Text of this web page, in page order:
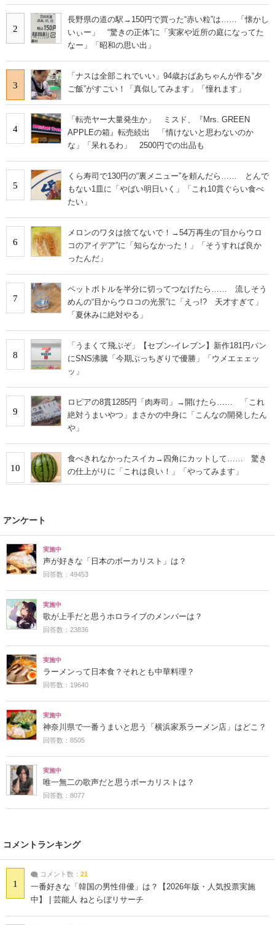
2
長野県の道の駅→150円で買った“赤い粒”は……「懐かし
いぃー」 “驚きの正体”に「実家や近所の庭になってた
なー」「昭和の思い出」
3
「ナスは全部これでいい」94歳おばあちゃんが作る“夕
ご飯”がすごい！「真似してみます」「憧れます」
4
「転売ヤー大量発生か」 ミスド、『Mrs. GREEN
APPLEの箱』転売続出 「情けないと思わないのか
な」「呆れるわ」 2500円での出品も
5
くら寿司で130円の“裏メニュー”を頼んだら…… とんで
もない1皿に「やばい明日いく」「これ10貫ぐらい食べ
たい」
6
メロンのワタは捨てないで！→54万再生の“目からウロ
コのアイデア”に「知らなかった！」「そうすれば良か
ったんだ」
7
ペットボトルを半分に切ってつなげたら…… 流しそう
めんの“目からウロコの光景”に「えっ!? 天才すぎて」
「夏休みに絶対やる」
8
「うまくて飛ぶぞ」【セブン‐イレブン】新作181円パン
にSNS沸騰「今期ぶっちぎりで優勝」「ウメエェェッ
ッ」
9
ロピアの8貫1285円「肉寿司」→開けたら…… 「これ
絶対うまいやつ」まさかの中身に「こんなの開発したん
や」
10
食べきれなかったスイカ→四角にカットして…… 驚き
の仕上がりに「これは良い！」「やってみます」
アンケート
実施中
声が好きな「日本のボーカリスト」は？
回答数：49453
実施中
歌が上手だと思うホロライブのメンバーは？
回答数：23836
実施中
ラーメンって日本食？それとも中華料理？
回答数：19640
実施中
神奈川県で一番うまいと思う「横浜家系ラーメン店」はどこ？
回答数：8505
実施中
唯一無二の歌声だと思うボーカリストは？
回答数：8077
コメントランキング
1
コメント数： 21
一番好きな「韓国の男性俳優」は？【2026年版・人気投票実施
中】 | 芸能人 ねとらぼリサーチ